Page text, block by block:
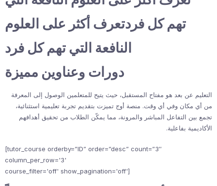
تهم كل فردتعرف أكثر على العلوم
النافعة التي تهم كل فرد
دورات وعناوين مميزة
التعليم عن بعد هو مفتاح المستقبل، حيث يتيح للمتعلمين الوصول إلى المعرفة
من أي مكان وفي أي وقت. منصة أوج تميزت بتقديم تجربة تعليمية استثنائية،
تجمع بين التفاعل المباشر والمرونة، مما يمكّن الطلاب من تحقيق أهدافهم
الأكاديمية بفاعلية.
[tutor_course orderby=”ID” order=”desc” count=”3″
column_per_row='3'
course_filter='off' show_pagination='off']